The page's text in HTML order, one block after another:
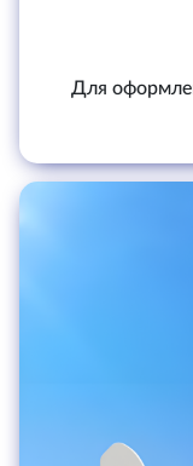
Для